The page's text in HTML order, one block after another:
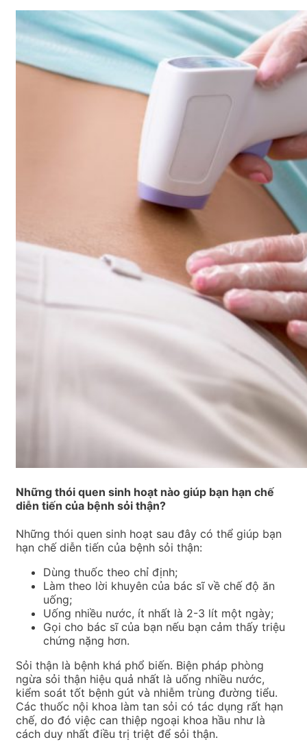
Những thói quen sinh hoạt nào giúp bạn hạn chế
diễn tiến của bệnh sỏi thận?
Những thói quen sinh hoạt sau đây có thể giúp bạn
hạn chế diễn tiến của bệnh sỏi thận:
Dùng thuốc theo chỉ định;
Làm theo lời khuyên của bác sĩ về chế độ ăn
uống;
Uống nhiều nước, ít nhất là 2-3 lít một ngày;
Gọi cho bác sĩ của bạn nếu bạn cảm thấy triệu
chứng nặng hơn.
Sỏi thận là bệnh khá phổ biến. Biện pháp phòng
ngừa sỏi thận hiệu quả nhất là uống nhiều nước,
kiểm soát tốt bệnh gút và nhiễm trùng đường tiểu.
Các thuốc nội khoa làm tan sỏi có tác dụng rất hạn
chế, do đó việc can thiệp ngoại khoa hầu như là
cách duy nhất điều trị triệt để sỏi thận.